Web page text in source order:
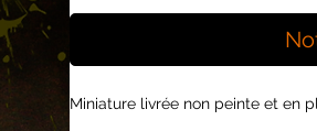
Miniature livrée non peinte et en